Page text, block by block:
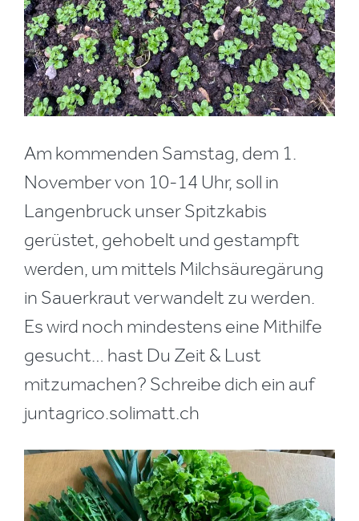
Am kommenden Samstag, dem 1.
November von 10-14 Uhr, soll in
Langenbruck unser Spitzkabis
gerüstet, gehobelt und gestampft
werden, um mittels Milchsäuregärung
in Sauerkraut verwandelt zu werden.
Es wird noch mindestens eine Mithilfe
gesucht… hast Du Zeit & Lust
mitzumachen? Schreibe dich ein auf
juntagrico.solimatt.ch